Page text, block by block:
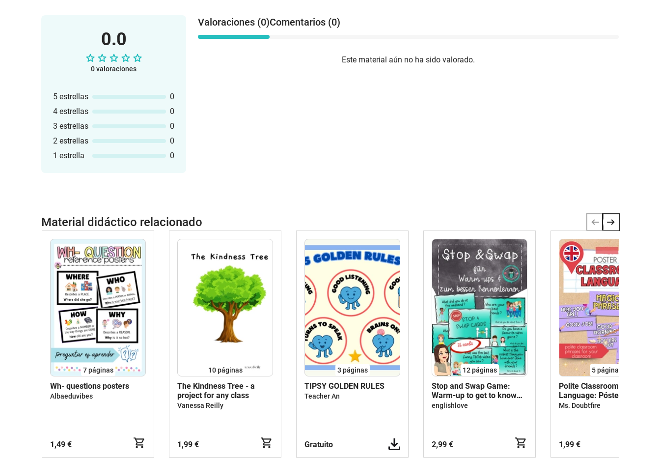
0.0
0 valoraciones
5 estrellas
0
4 estrellas
0
3 estrellas
0
2 estrellas
0
1 estrella
0
Valoraciones (0)Comentarios (0)
Este material aún no ha sido valorado.
Material didáctico relacionado
7páginas
Wh- questions posters
Albaeduvibes
1,49 €
10páginas
The Kindness Tree - a
project for any class
Vanessa Reilly
1,99 €
3 páginas
TIPSY GOLDEN RULES
Teacher An
Gratuito
12páginas
Stop and Swap Game:
Warm-up to get to know
each other
englishlove
2,99 €
5páginas
Polite Classroom
Language: Pósteres en
inglés con frases útiles y
Ms. Doubtfire
1,99 €